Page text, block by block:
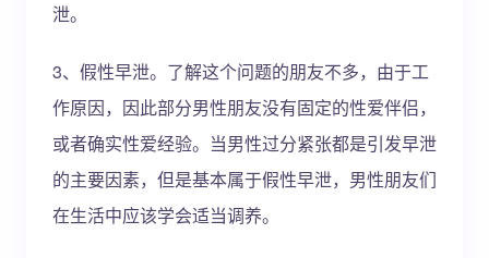
泄。
3、假性早泄。了解这个问题的朋友不多，由于工
作原因，因此部分男性朋友没有固定的性爱伴侣，
或者确实性爱经验。当男性过分紧张都是引发早泄
的主要因素，但是基本属于假性早泄，男性朋友们
在生活中应该学会适当调养。